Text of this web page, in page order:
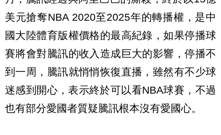
美元搶奪NBA 2020至2025年的轉播權，是中
國大陸體育版權價格的最高紀錄，如果停播球
賽將會對騰訊的收入造成巨大的影響，停播不
到一周，騰訊就悄悄恢復直播，雖然有不少球
迷感到開心，表示終於可以看NBA球賽，不過
也有部分愛國者質疑騰訊根本沒有愛國心。